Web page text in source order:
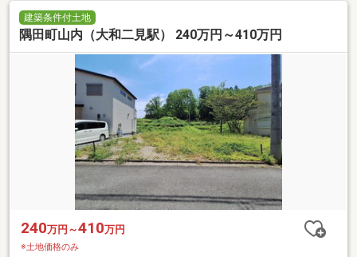
建築条件付土地
隅田町山内（大和二見駅） 240万円～410万円
240万円～410万円
※土地価格のみ